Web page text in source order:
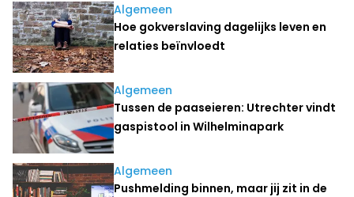
Algemeen
Hoe gokverslaving dagelijks leven en
relaties beïnvloedt
Algemeen
Tussen de paaseieren: Utrechter vindt
gaspistool in Wilhelminapark
Algemeen
Pushmelding binnen, maar jij zit in de